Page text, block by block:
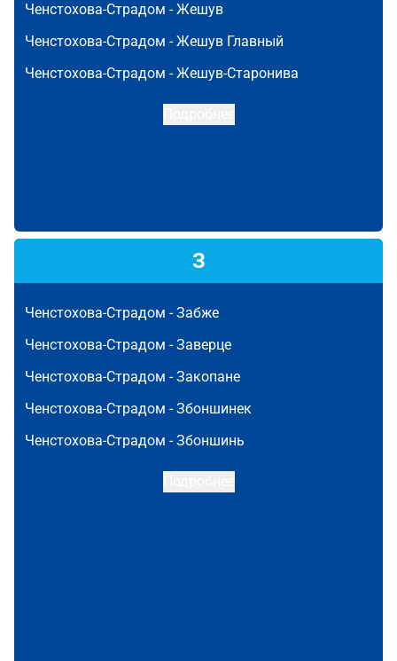
Ченстохова-Страдом -Жешув
Ченстохова-Страдом -Жешув Главный
Ченстохова-Страдом -Жешув-Старонива
З
Ченстохова-Страдом -Забже
Ченстохова-Страдом -Заверце
Ченстохова-Страдом -Закопане
Ченстохова-Страдом -Збоншинек
Ченстохова-Страдом -Збоншинь